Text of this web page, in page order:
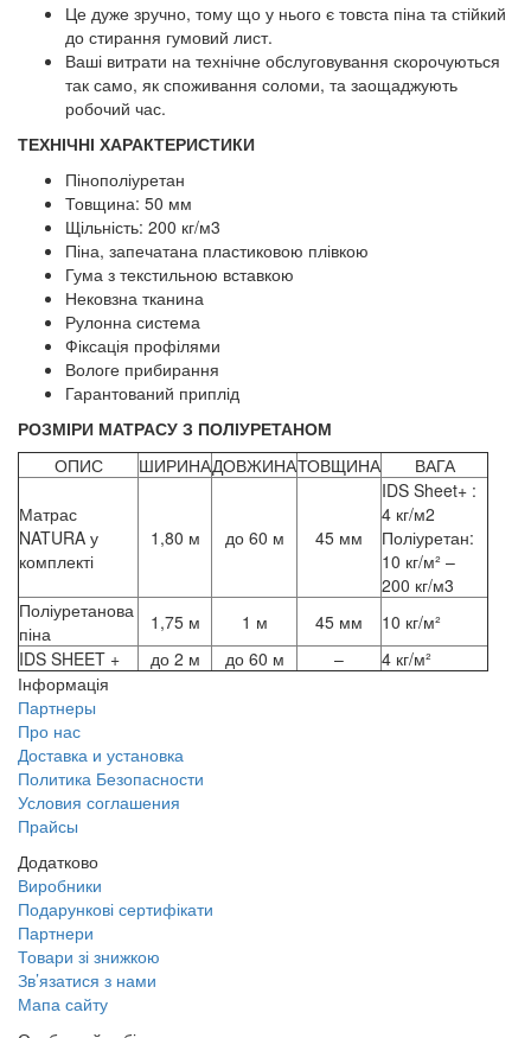
Це дуже зручно, тому що у нього є товста піна та стійкий
до стирання гумовий лист.
Ваші витрати на технічне обслуговування скорочуються
так само, як споживання соломи, та заощаджують
робочий час.
ТЕХНІЧНІ ХАРАКТЕРИСТИКИ
Пінополіуретан
Товщина: 50 мм
Щільність: 200 кг/м3
Піна, запечатана пластиковою плівкою
Гума з текстильною вставкою
Нековзна тканина
Рулонна система
Фіксація профілями
Вологе прибирання
Гарантований приплід
РОЗМІРИ МАТРАСУ З ПОЛІУРЕТАНОМ
ОПИС
ШИРИНАДОВЖИНАТОВЩИНА ВАГА
Матрас
NATURA у
комплекті
1,80 м до 60 м 45 мм
IDS Sheet+ :
4 кг/м2
Поліуретан:
10 кг/м² –
200 кг/м3
Поліуретанова
піна
1,75 м 1 м 45 мм
10 кг/м²
IDS SHEET +
до 2 м до 60 м –
4 кг/м²
Інформація
Партнеры
Про нас
Доставка и установка
Политика Безопасности
Условия соглашения
Прайсы
Додатково
Виробники
Подарункові сертифікати
Партнери
Товари зі знижкою
Зв’язатися з нами
Мапа сайту